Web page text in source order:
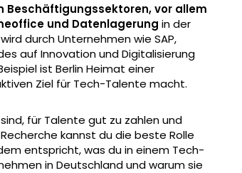
Beschäftigungssektoren, vor allem
und Datenlagerung in der
durch Unternehmen wie SAP,
auf Innovation und Digitalisierung
ist Berlin Heimat einer
Ziel für Tech-Talente macht.
für Talente gut zu zahlen und
kannst du die beste Rolle
entspricht, was du in einem Tech-
in Deutschland und warum sie